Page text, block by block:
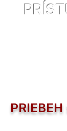
PRIEBEH